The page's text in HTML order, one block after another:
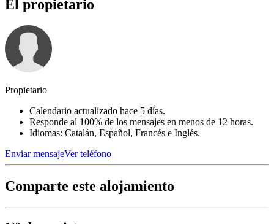
El propietario
Propietario
Calendario actualizado hace 5 días.
Responde al 100% de los mensajes en menos de 12 horas.
Idiomas: Catalán, Español, Francés e Inglés.
Enviar mensajeVer teléfono
Comparte este alojamiento